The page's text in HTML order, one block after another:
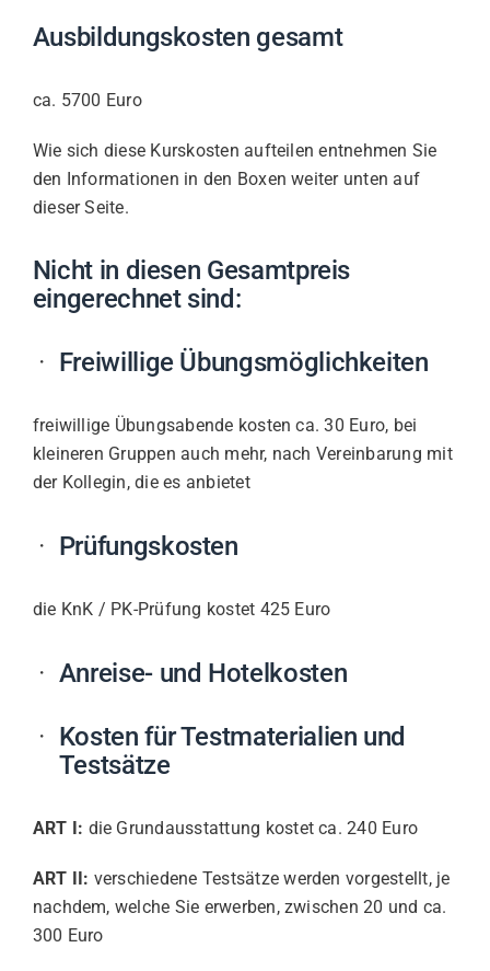
Ausbildungskosten gesamt
ca. 5700 Euro
Wie sich diese Kurskosten aufteilen entnehmen Sie
den Informationen in den Boxen weiter unten auf
dieser Seite.
Nicht in diesen Gesamtpreis
eingerechnet sind:
Freiwillige Übungsmöglichkeiten
freiwillige Übungsabende kosten ca. 30 Euro, bei
kleineren Gruppen auch mehr, nach Vereinbarung mit
der Kollegin, die es anbietet
Prüfungskosten
die KnK / PK-Prüfung kostet 425 Euro
Anreise- und Hotelkosten
Kosten für Testmaterialien und
Testsätze
ART I: die Grundausstattung kostet ca. 240 Euro
ART II: verschiedene Testsätze werden vorgestellt, je
nachdem, welche Sie erwerben, zwischen 20 und ca.
300 Euro